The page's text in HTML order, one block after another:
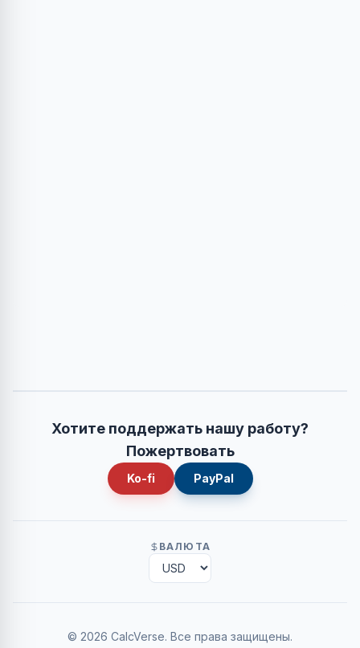
Хотите поддержать нашу работу?
Пожертвовать
Ko-fi PayPal
ВАЛЮТА
© 2026 CalcVerse. Все права защищены.